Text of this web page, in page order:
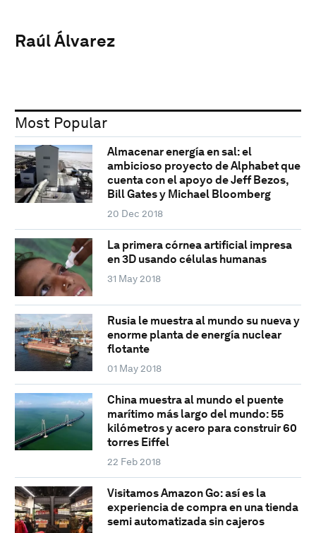
Raúl Álvarez
Most Popular
Almacenar energía en sal: el
ambicioso proyecto de Alphabet que
cuenta con el apoyo de Jeff Bezos,
Bill Gates y Michael Bloomberg
20 Dec 2018
La primera córnea artificial impresa
en 3D usando células humanas
31 May 2018
Rusia le muestra al mundo su nueva y
enorme planta de energía nuclear
flotante
01 May 2018
China muestra al mundo el puente
marítimo más largo del mundo: 55
kilómetros y acero para construir 60
torres Eiffel
22 Feb 2018
Visitamos Amazon Go: así es la
experiencia de compra en una tienda
semi automatizada sin cajeros